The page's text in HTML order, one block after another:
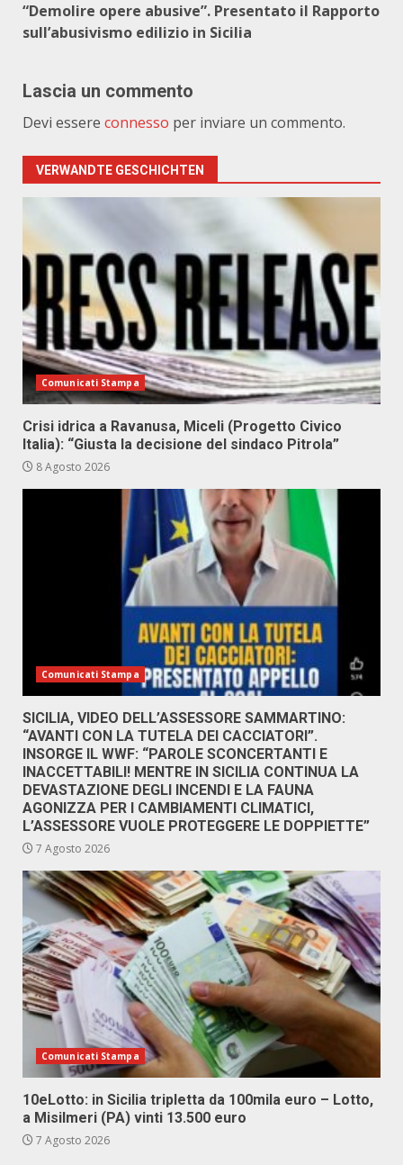
“Demolire opere abusive”. Presentato il Rapporto
sull’abusivismo edilizio in Sicilia
Lascia un commento
Devi essere connesso per inviare un commento.
VERWANDTE GESCHICHTEN
Comunicati Stampa
Crisi idrica a Ravanusa, Miceli (Progetto Civico
Italia): “Giusta la decisione del sindaco Pitrola”
8 Agosto 2026
Comunicati Stampa
SICILIA, VIDEO DELL’ASSESSORE SAMMARTINO:
“AVANTI CON LA TUTELA DEI CACCIATORI”.
INSORGE IL WWF: “PAROLE SCONCERTANTI E
INACCETTABILI! MENTRE IN SICILIA CONTINUA LA
DEVASTAZIONE DEGLI INCENDI E LA FAUNA
AGONIZZA PER I CAMBIAMENTI CLIMATICI,
L’ASSESSORE VUOLE PROTEGGERE LE DOPPIETTE”
7 Agosto 2026
Comunicati Stampa
10eLotto: in Sicilia tripletta da 100mila euro – Lotto,
a Misilmeri (PA) vinti 13.500 euro
7 Agosto 2026